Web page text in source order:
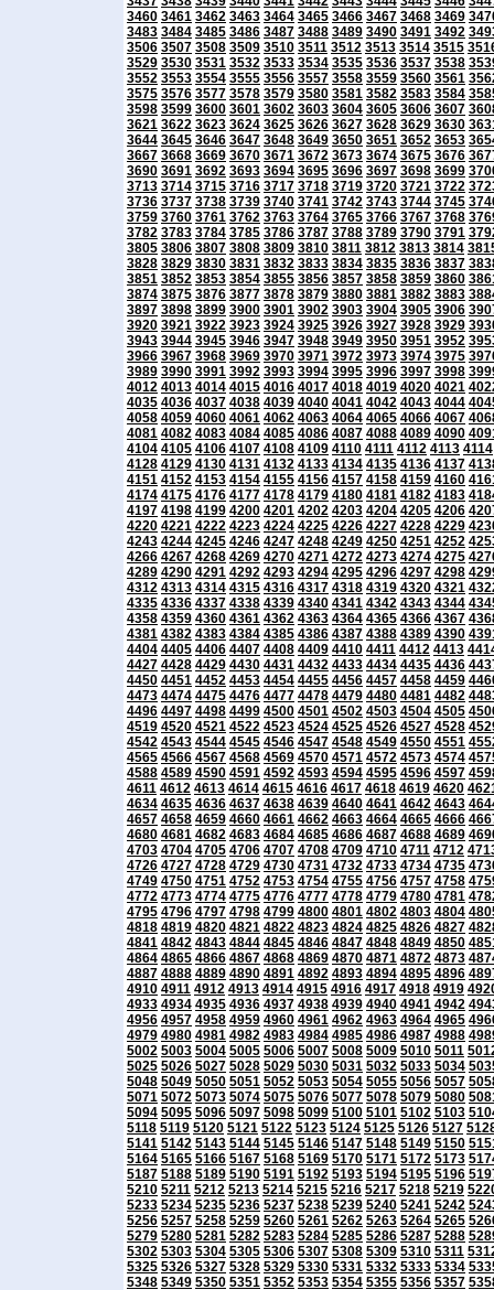
3460 3461 3462 3463 3464 3465 3466 3467 3468 3469
3483 3484 3485 3486 3487 3488 3489 3490 3491 3492
3506 3507 3508 3509 3510 3511 3512 3513 3514 3515
3529 3530 3531 3532 3533 3534 3535 3536 3537 3538
3552 3553 3554 3555 3556 3557 3558 3559 3560 3561
3575 3576 3577 3578 3579 3580 3581 3582 3583 3584
3598 3599 3600 3601 3602 3603 3604 3605 3606 3607
3621 3622 3623 3624 3625 3626 3627 3628 3629 3630
3644 3645 3646 3647 3648 3649 3650 3651 3652 3653
3667 3668 3669 3670 3671 3672 3673 3674 3675 3676
3690 3691 3692 3693 3694 3695 3696 3697 3698 3699
3713 3714 3715 3716 3717 3718 3719 3720 3721 3722
3736 3737 3738 3739 3740 3741 3742 3743 3744 3745
3759 3760 3761 3762 3763 3764 3765 3766 3767 3768
3782 3783 3784 3785 3786 3787 3788 3789 3790 3791
3805 3806 3807 3808 3809 3810 3811 3812 3813 3814
3828 3829 3830 3831 3832 3833 3834 3835 3836 3837
3851 3852 3853 3854 3855 3856 3857 3858 3859 3860
3874 3875 3876 3877 3878 3879 3880 3881 3882 3883
3897 3898 3899 3900 3901 3902 3903 3904 3905 3906
3920 3921 3922 3923 3924 3925 3926 3927 3928 3929
3943 3944 3945 3946 3947 3948 3949 3950 3951 3952
3966 3967 3968 3969 3970 3971 3972 3973 3974 3975
3989 3990 3991 3992 3993 3994 3995 3996 3997 3998
4012 4013 4014 4015 4016 4017 4018 4019 4020 4021
4035 4036 4037 4038 4039 4040 4041 4042 4043 4044
4058 4059 4060 4061 4062 4063 4064 4065 4066 4067
4081 4082 4083 4084 4085 4086 4087 4088 4089 4090
4104 4105 4106 4107 4108 4109 4110 4111 4112 4113 4114
4128 4129 4130 4131 4132 4133 4134 4135 4136 4137
4151 4152 4153 4154 4155 4156 4157 4158 4159 4160
4174 4175 4176 4177 4178 4179 4180 4181 4182 4183
4197 4198 4199 4200 4201 4202 4203 4204 4205 4206
4220 4221 4222 4223 4224 4225 4226 4227 4228 4229
4243 4244 4245 4246 4247 4248 4249 4250 4251 4252
4266 4267 4268 4269 4270 4271 4272 4273 4274 4275
4289 4290 4291 4292 4293 4294 4295 4296 4297 4298
4312 4313 4314 4315 4316 4317 4318 4319 4320 4321
4335 4336 4337 4338 4339 4340 4341 4342 4343 4344
4358 4359 4360 4361 4362 4363 4364 4365 4366 4367
4381 4382 4383 4384 4385 4386 4387 4388 4389 4390
4404 4405 4406 4407 4408 4409 4410 4411 4412 4413
4427 4428 4429 4430 4431 4432 4433 4434 4435 4436
4450 4451 4452 4453 4454 4455 4456 4457 4458 4459
4473 4474 4475 4476 4477 4478 4479 4480 4481 4482
4496 4497 4498 4499 4500 4501 4502 4503 4504 4505
4519 4520 4521 4522 4523 4524 4525 4526 4527 4528
4542 4543 4544 4545 4546 4547 4548 4549 4550 4551
4565 4566 4567 4568 4569 4570 4571 4572 4573 4574
4588 4589 4590 4591 4592 4593 4594 4595 4596 4597
4611 4612 4613 4614 4615 4616 4617 4618 4619 4620
4634 4635 4636 4637 4638 4639 4640 4641 4642 4643
4657 4658 4659 4660 4661 4662 4663 4664 4665 4666
4680 4681 4682 4683 4684 4685 4686 4687 4688 4689
4703 4704 4705 4706 4707 4708 4709 4710 4711 4712
4726 4727 4728 4729 4730 4731 4732 4733 4734 4735
4749 4750 4751 4752 4753 4754 4755 4756 4757 4758
4772 4773 4774 4775 4776 4777 4778 4779 4780 4781
4795 4796 4797 4798 4799 4800 4801 4802 4803 4804
4818 4819 4820 4821 4822 4823 4824 4825 4826 4827
4841 4842 4843 4844 4845 4846 4847 4848 4849 4850
4864 4865 4866 4867 4868 4869 4870 4871 4872 4873
4887 4888 4889 4890 4891 4892 4893 4894 4895 4896
4910 4911 4912 4913 4914 4915 4916 4917 4918 4919
4933 4934 4935 4936 4937 4938 4939 4940 4941 4942
4956 4957 4958 4959 4960 4961 4962 4963 4964 4965
4979 4980 4981 4982 4983 4984 4985 4986 4987 4988
5002 5003 5004 5005 5006 5007 5008 5009 5010 5011
5025 5026 5027 5028 5029 5030 5031 5032 5033 5034
5048 5049 5050 5051 5052 5053 5054 5055 5056 5057
5071 5072 5073 5074 5075 5076 5077 5078 5079 5080
5094 5095 5096 5097 5098 5099 5100 5101 5102 5103
5118 5119 5120 5121 5122 5123 5124 5125 5126 5127
5141 5142 5143 5144 5145 5146 5147 5148 5149 5150
5164 5165 5166 5167 5168 5169 5170 5171 5172 5173
5187 5188 5189 5190 5191 5192 5193 5194 5195 5196
5210 5211 5212 5213 5214 5215 5216 5217 5218 5219
5233 5234 5235 5236 5237 5238 5239 5240 5241 5242
5256 5257 5258 5259 5260 5261 5262 5263 5264 5265
5279 5280 5281 5282 5283 5284 5285 5286 5287 5288
5302 5303 5304 5305 5306 5307 5308 5309 5310 5311
5325 5326 5327 5328 5329 5330 5331 5332 5333 5334
5348 5349 5350 5351 5352 5353 5354 5355 5356 5357